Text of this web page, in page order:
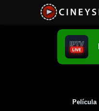
Película